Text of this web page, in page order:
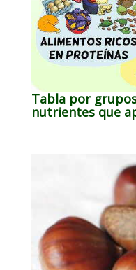
Tabla por
nutrientes que